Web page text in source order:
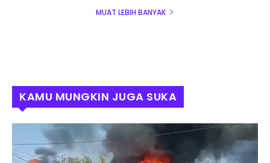
MUAT LEBIH BANYAK
KAMU MUNGKIN JUGA SUKA